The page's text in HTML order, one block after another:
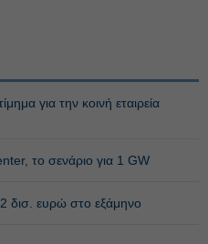
για την κοινή εταιρεία
το σενάριο για 1 GW
ευρώ στο εξάμηνο